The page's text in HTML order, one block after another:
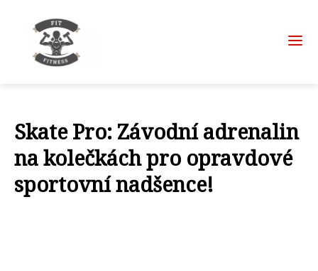
Skate Pro: Závodní adrenalin
na kolečkách pro opravdové
sportovní nadšence!